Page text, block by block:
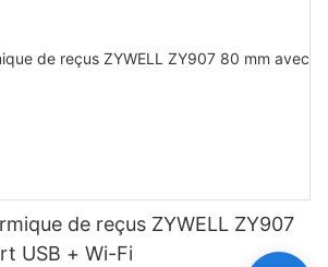
de reçus ZYWELL ZY907
USB + Wi-Fi